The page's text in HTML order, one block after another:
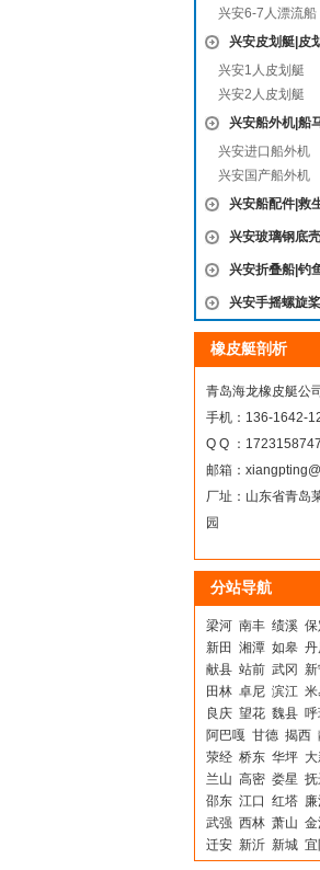
兴安6-7人漂流船
兴安皮划艇|皮
兴安1人皮划艇
兴安2人皮划艇
兴安船外机|船
兴安进口船外机
兴安国产船外机
兴安船配件|救
兴安玻璃钢底
兴安折叠船|钓
兴安手摇螺旋
橡皮艇剖析
青岛海龙橡皮艇公司
手机：136-1642-
Q Q ：1723158747
邮箱：
厂址：山东省青岛
园
分站导航
梁河 南丰 绩溪 保
新田 湘潭 如皋 丹
献县 站前 武冈 新
田林 卓尼 滨江 米
良庆 望花 魏县 呼
阿巴嘎 甘德 揭西
荥经 桥东 华坪
兰山 高密 娄星 抚
邵东 江口 红塔
武强 西林 萧山 金
迁安 新沂 新城 宜